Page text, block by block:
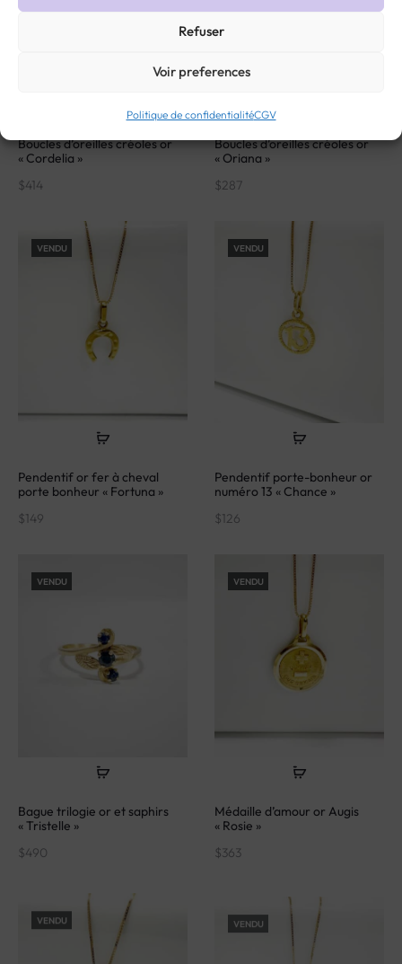
Refuser
Voir preferences
Politique de confidentialitéCGV
Boucles d’oreilles créoles or
« Cordelia »
$ 414
Boucles d’oreilles créoles or
« Oriana »
$287
VENDU
Pendentif or fer à cheval
porte bonheur « Fortuna »
$149
VENDU
Pendentif porte-bonheur or
numéro 13 « Chance »
$126
VENDU
Bague trilogie or et saphirs
« Tristelle »
$ 490
VENDU
Médaille d’amour or Augis
« Rosie »
$ 363
VENDU